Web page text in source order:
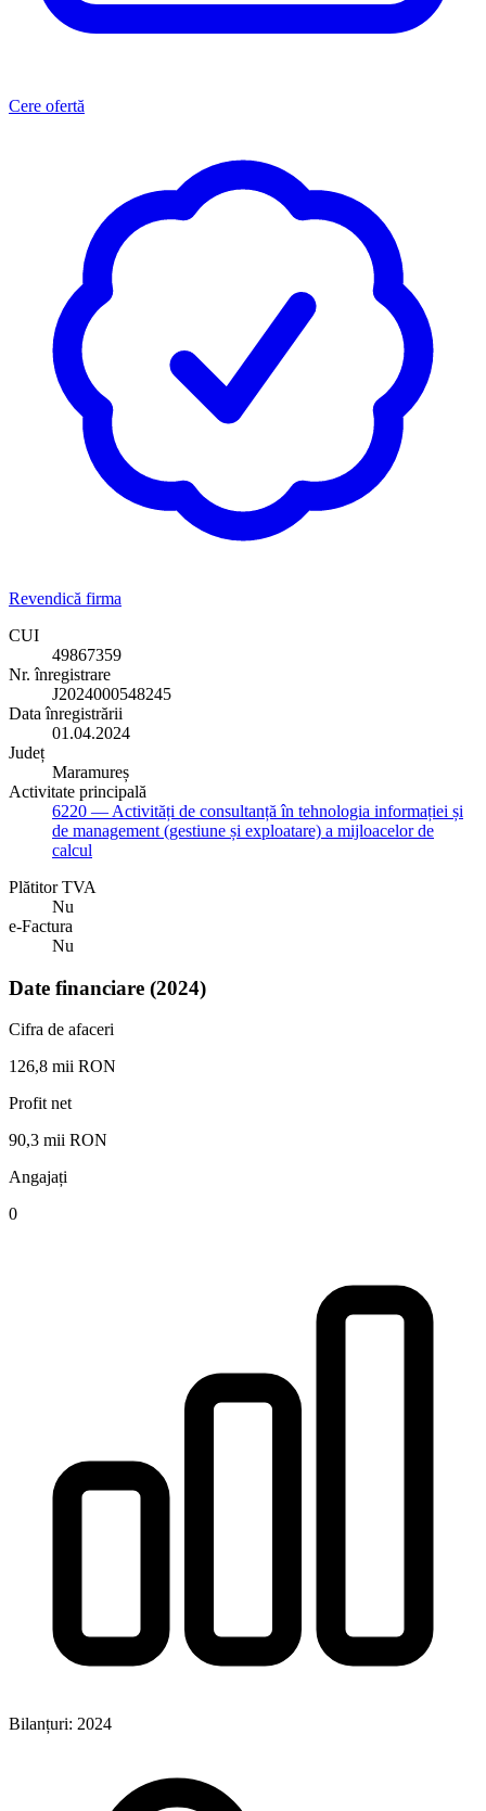
Cere ofertă
Revendică firma
CUI
49867359
Nr. înregistrare
J2024000548245
Data înregistrării
01.04.2024
Județ
Maramureș
Activitate principală
6220 — Activități de consultanță în tehnologia informației și
de management (gestiune și exploatare) a mijloacelor de
calcul
Plătitor TVA
Nu
e-Factura
Nu
Date financiare (2024)
Cifra de afaceri
126,8 mii RON
Profit net
90,3 mii RON
Angajați
0
Bilanțuri: 2024